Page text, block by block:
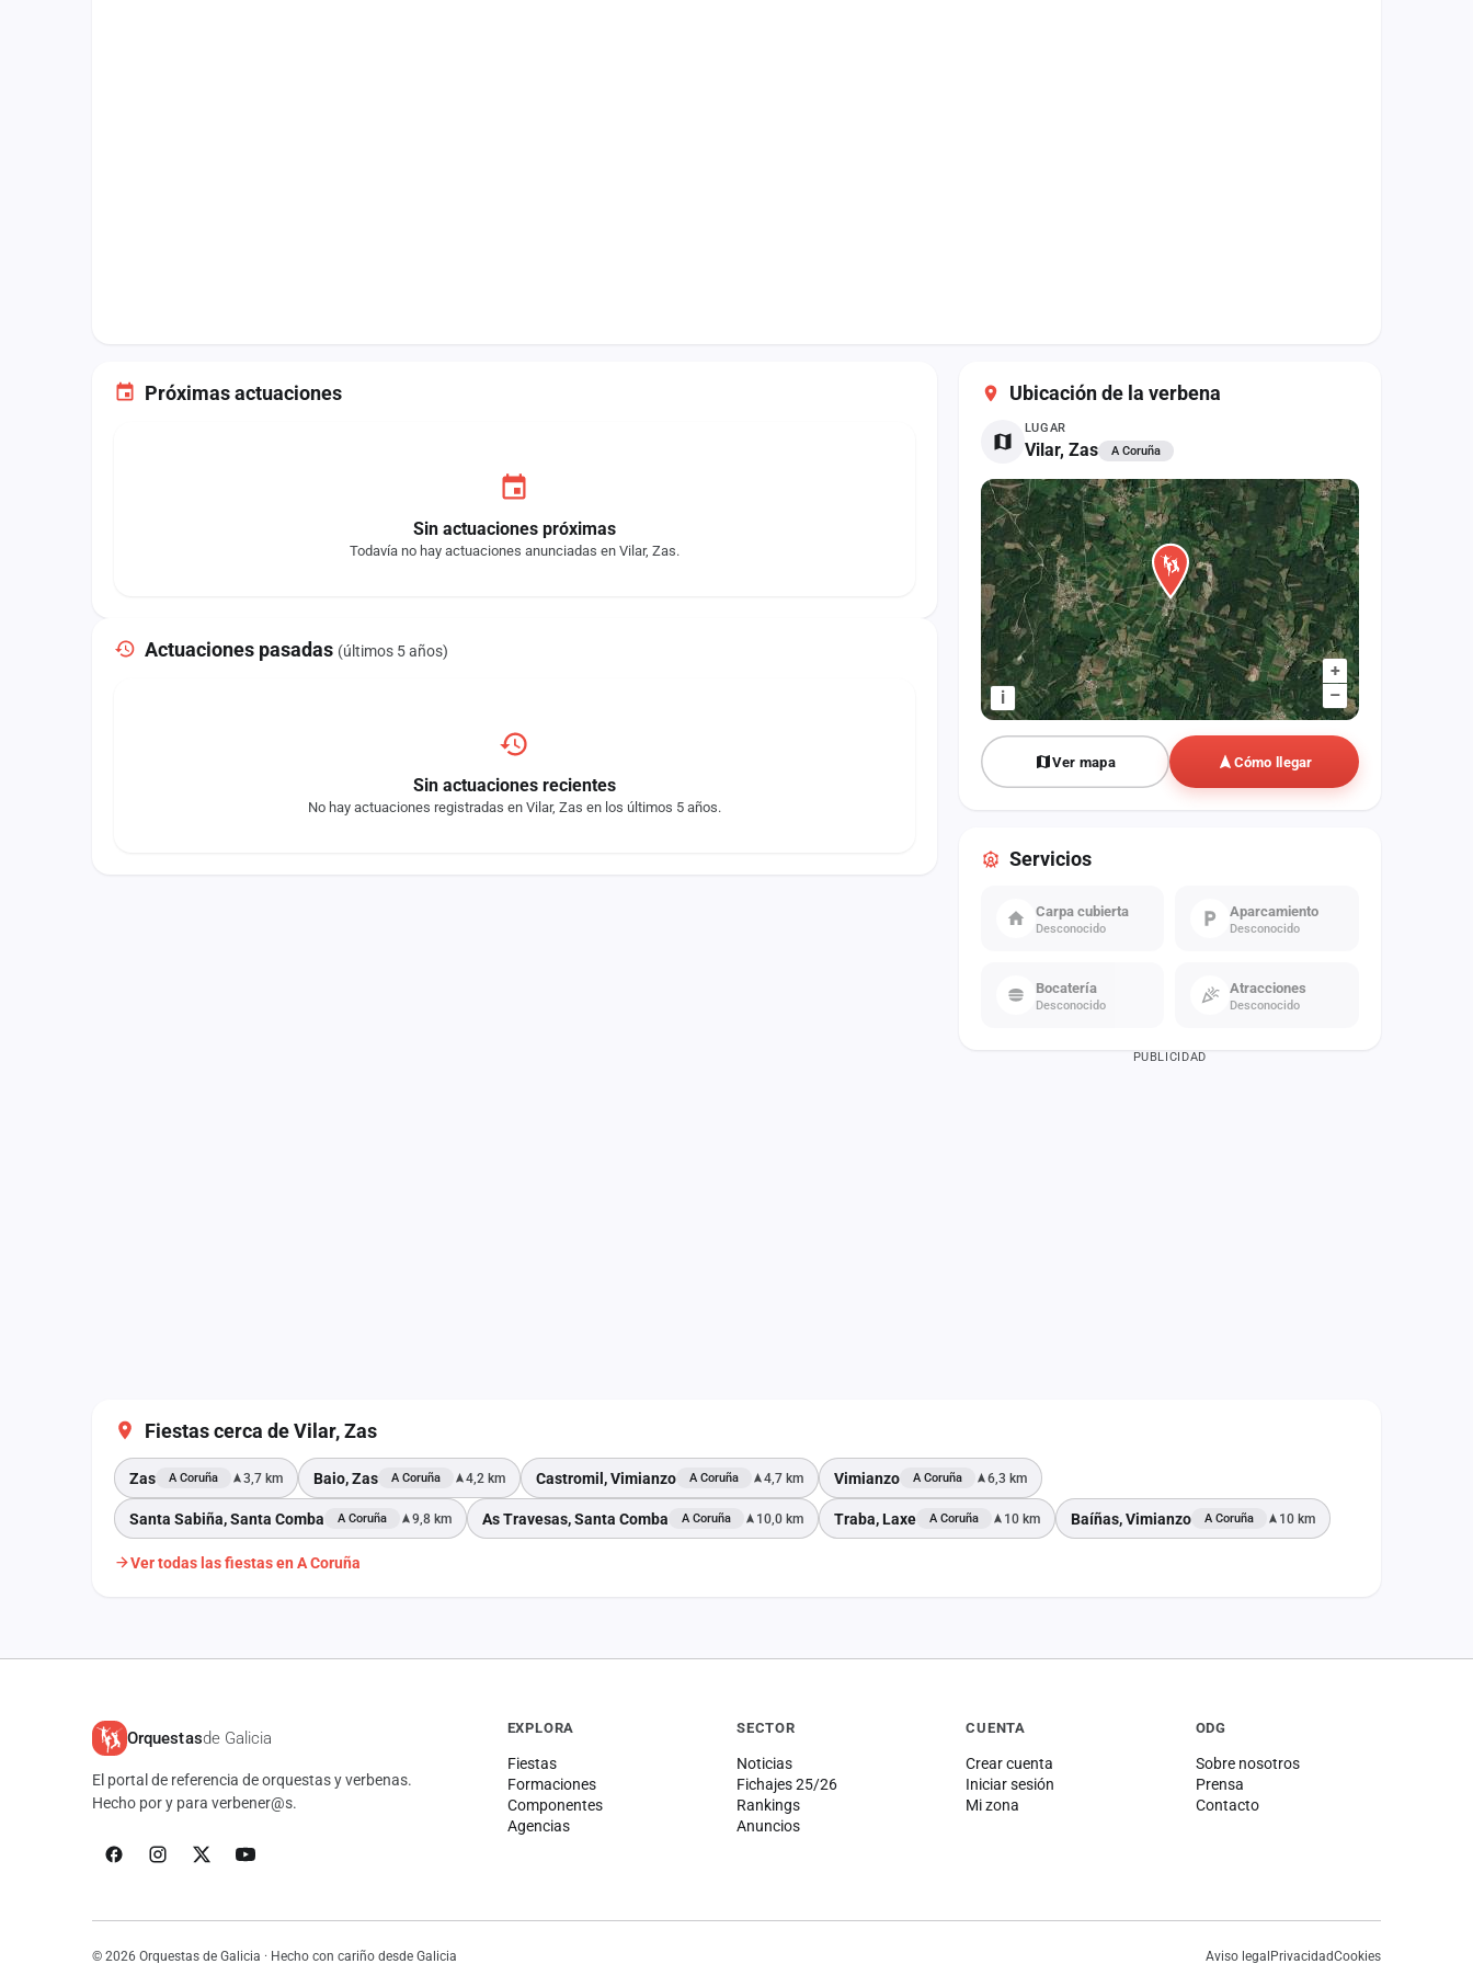
Próximas actuaciones
Sin actuaciones próximas
Todavía no hay actuaciones anunciadas en Vilar, Zas.
Actuaciones pasadas (últimos 5 años)
Sin actuaciones recientes
No hay actuaciones registradas en Vilar, Zas en los últimos 5 años.
Ubicación de la verbena
LUGAR
Vilar, Zas A Coruña
+
–
i
Ver mapa Cómo llegar
Servicios
Carpa cubierta
Desconocido
Aparcamiento
Desconocido
Bocatería
Desconocido
Atracciones
Desconocido
PUBLICIDAD
Fiestas cerca de Vilar, Zas
Zas A Coruña 3,7 km Baio, Zas A Coruña 4,2 km Castromil, Vimianzo A Coruña 4,7 km Vimianzo A Coruña 6,3 km
Santa Sabiña, Santa Comba A Coruña 9,8 km As Travesas, Santa Comba A Coruña 10,0 km Traba, Laxe A Coruña 10 km Baíñas, Vimianzo A Coruña 10 km
Ver todas las fiestas en A Coruña
Orquestasde Galicia
El portal de referencia de orquestas y verbenas.
Hecho por y para verbener@s.
EXPLORA
Fiestas
Formaciones
Componentes
Agencias
SECTOR
Noticias
Fichajes 25/26
Rankings
Anuncios
CUENTA
Crear cuenta
Iniciar sesión
Mi zona
ODG
Sobre nosotros
Prensa
Contacto
© 2026 Orquestas de Galicia · Hecho con cariño desde Galicia Aviso legal PrivacidadCookies